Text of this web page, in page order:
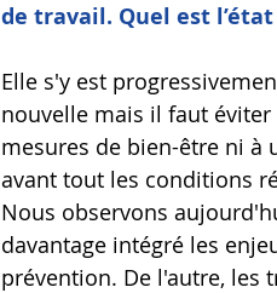
de travail. Quel est
Elle s'y est
nouvelle mais il faut éviter
mesures de bien-être ni à
avant tout les conditions
Nous observons
davantage intégré les
prévention. De l'autre, les